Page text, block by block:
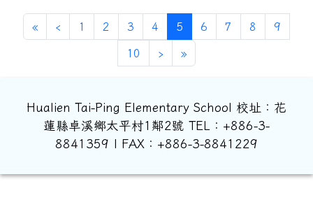
«第一頁
‹ 上一頁
1 2 3 4 5 (目前頁次)
6 7 8 9
10 ›下一頁
»最後頁
Hualien Tai-Ping Elementary School 校址：花
蓮縣卓溪鄉太平村1鄰2號 TEL：+886-3-
8841359 | FAX：+886-3-8841229